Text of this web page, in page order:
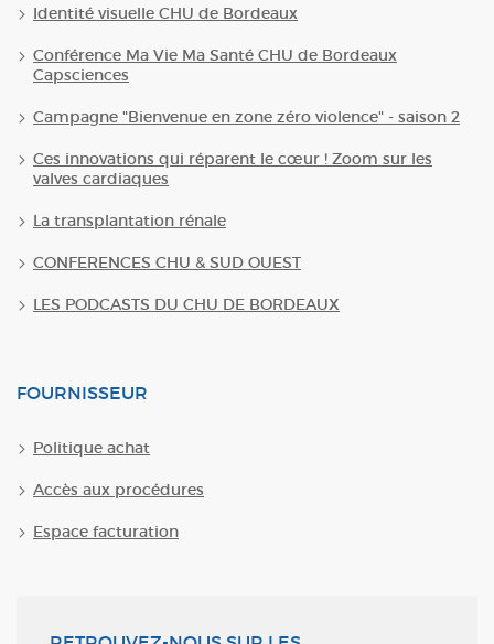
Identité visuelle CHU de Bordeaux
Conférence Ma Vie Ma Santé CHU de Bordeaux
Capsciences
Campagne "Bienvenue en zone zéro violence" - saison 2
Ces innovations qui réparent le cœur ! Zoom sur les
valves cardiaques
La transplantation rénale
CONFERENCES CHU & SUD OUEST
LES PODCASTS DU CHU DE BORDEAUX
FOURNISSEUR
Politique achat
Accès aux procédures
Espace facturation